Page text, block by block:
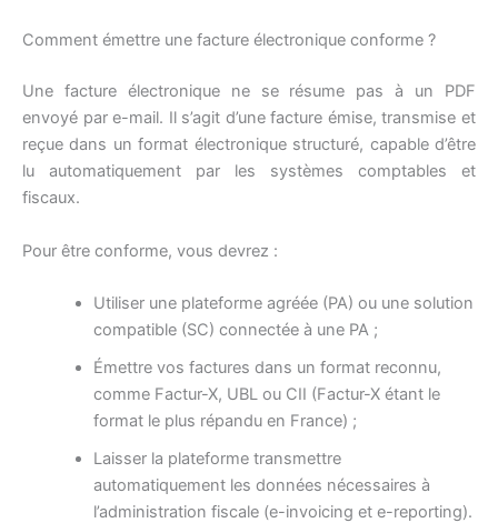
Comment émettre une facture électronique conforme ?
Une facture électronique ne se résume pas à un PDF
envoyé par e-mail. Il s’agit d’une facture émise, transmise et
reçue dans un format électronique structuré, capable d’être
lu automatiquement par les systèmes comptables et
fiscaux.
Pour être conforme, vous devrez :
Utiliser une plateforme agréée (PA) ou une solution
compatible (SC) connectée à une PA ;
Émettre vos factures dans un format reconnu,
comme Factur-X, UBL ou CII (Factur-X étant le
format le plus répandu en France) ;
Laisser la plateforme transmettre
automatiquement les données nécessaires à
l’administration fiscale (e-invoicing et e-reporting).